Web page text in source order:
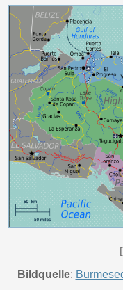
[
Bildquelle: